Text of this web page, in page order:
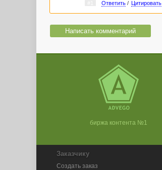
Ответить/ Цитировать
Написать комментарий
биржа контента №1
Заказчику
Создать заказ